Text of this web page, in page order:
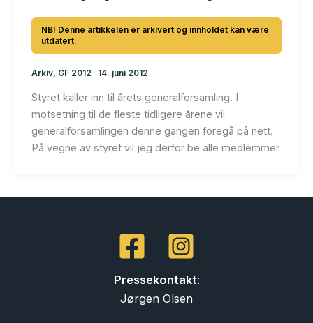
Arkiv, GF 2012 14. juni 2012
Styret kaller inn til årets generalforsamling. I
motsetning til de fleste tidligere årene vil
generalforsamlingen denne gangen foregå på nett.
På vegne av styret vil jeg derfor be alle medlemmer
Pressekontakt:
Jørgen Olsen